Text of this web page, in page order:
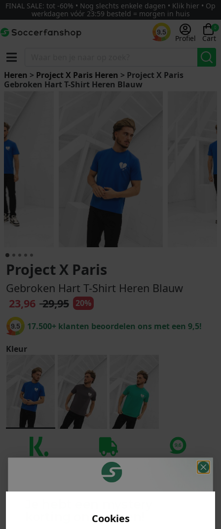
Cookies
FINAL SALE: tot -60% • Nog slechts enkele dagen • Klik hier • Op
werkdagen vóór 23:59 besteld = morgen in huis
9.5
Profiel
0
Cart
Heren > Project X Paris Heren > Project X Paris
Gebroken Hart T-Shirt Heren Blauw
Project X Paris
Gebroken Hart T-Shirt Heren Blauw
23,96 29,95 20%
9.5 17.500+ klanten beoordelen ons met een 9,5!
Kleur
Voor 23:59 besteld
is morgen in huis!*
beoordelen ons
korting ontvangen!